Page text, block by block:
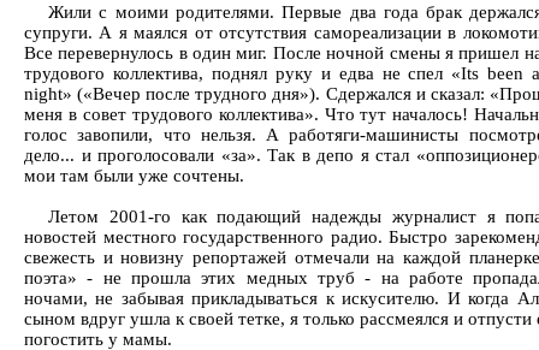
Жили с моими родителями. Первые два года брак
супруги. А я маялся от отсутствия самореализации в
Все перевернулось в один миг. После ночной смены я пришел
трудового коллектива, поднял руку и едва не спел «Its been
night» («Вечер после трудного дня»). Сдержался и сказал:
меня в совет трудового коллектива». Что тут началось!
голос завопили, что нельзя. А работяги-машинисты
дело... и проголосовали «за». Так в депо я стал
мои там были уже сочтены.
Летом 2001-го как подающий надежды журналист я
новостей местного государственного радио. Быстро
свежесть и новизну репортажей отмечали на каждой
поэта» - не прошла этих медных труб - на работе
ночами, не забывая прикладываться к искусителю. И когда
сыном вдруг ушла к своей тетке, я только рассмеялся и отпусти
погостить у мамы.